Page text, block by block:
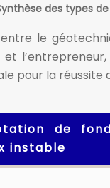
des types
le
pour la réussite
de
instable